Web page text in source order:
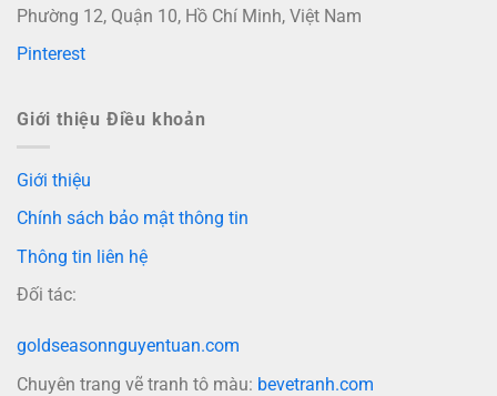
Phường 12, Quận 10, Hồ Chí Minh, Việt Nam
Pinterest
Giới thiệu Điều khoản
Giới thiệu
Chính sách bảo mật thông tin
Thông tin liên hệ
Đối tác:
goldseasonnguyentuan.com
Chuyên trang vẽ tranh tô màu: bevetranh.com